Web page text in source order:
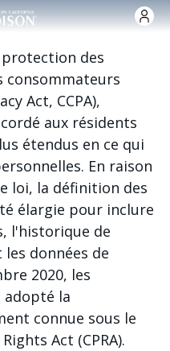
des
consommateurs
Act, CCPA),
aux résidents
étendus en ce qui
En raison
loi, la définition des
élargie pour inclure
l'historique de
données de
2020, les
la
connue sous le
Act (CPRA).